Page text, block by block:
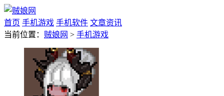
首页 手机游戏 手机软件 文章资讯
当前位置： 贼娘网 > 手机游戏